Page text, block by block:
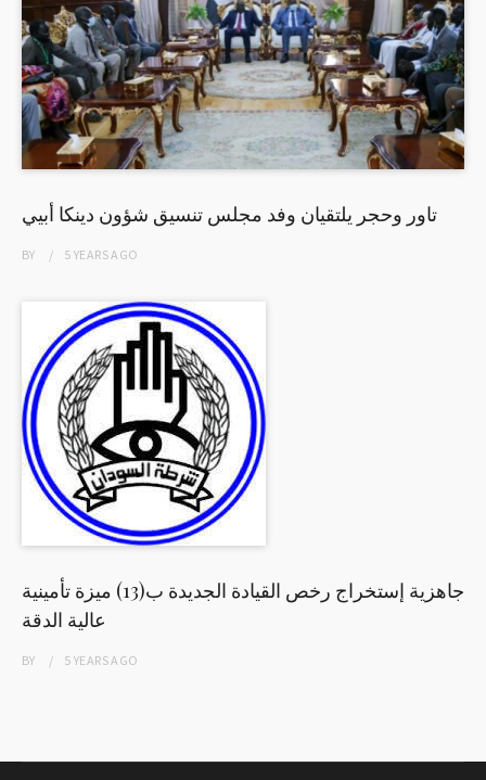
تاور وحجر يلتقيان وفد مجلس تنسيق شؤون دينكا أبيي
BY 5 YEARSAGO
جاهزية إستخراج رخص القيادة الجديدة ب(13) ميزة تأمينية
عالية الدقة
BY 5 YEARSAGO